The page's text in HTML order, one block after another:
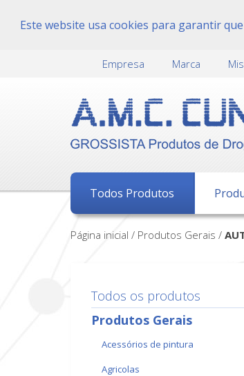
Este website usa cookies para garantir
Empresa Marca
Todos Produtos
Página inicial / Produtos Gerais /
Todos os produtos
Produtos Gerais
acessórios de pintura
agricolas